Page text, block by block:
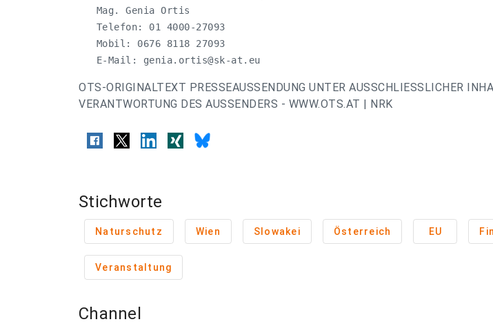
   Mag. Genia Ortis
   Telefon: 01 4000-27093
   Mobil: 0676 8118 27093
   E-Mail:
genia.ortis@sk-at.eu
OTS-ORIGINALTEXT PRESSEAUSSENDUNG UNTER AUSSCHLIESSLICHER
VERANTWORTUNG DES AUSSENDERS - WWW.OTS.AT | NRK
Stichworte
Naturschutz Wien Slowakei Österreich EU
Veranstaltung
Channel